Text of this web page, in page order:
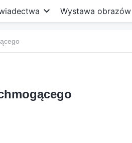
Wystawa obrazów